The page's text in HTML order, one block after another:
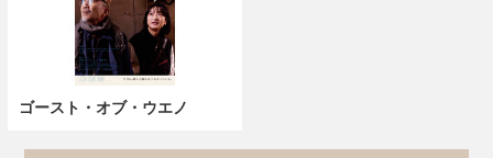
ゴースト・オブ・ウエノ